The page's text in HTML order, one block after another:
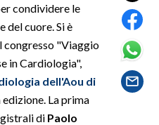
condividere le
del cuore. Si è
congresso "Viaggio
in Cardiologia",
dell'Aou di
La prima
di Paolo